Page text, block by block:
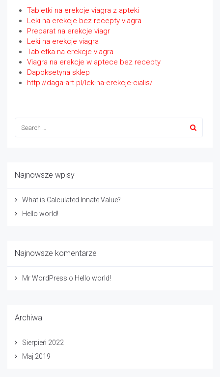
Tabletki na erekcje viagra z apteki
Leki na erekcje bez recepty viagra
Preparat na erekcje viagr
Leki na erekcje viagra
Tabletka na erekcje viagra
Viagra na erekcje w aptece bez recepty
Dapoksetyna sklep
http://daga-art.pl/lek-na-erekcje-cialis/
Najnowsze wpisy
What is Calculated Innate Value?
Hello world!
Najnowsze komentarze
Mr WordPress o Hello world!
Archiwa
Sierpień 2022
Maj 2019